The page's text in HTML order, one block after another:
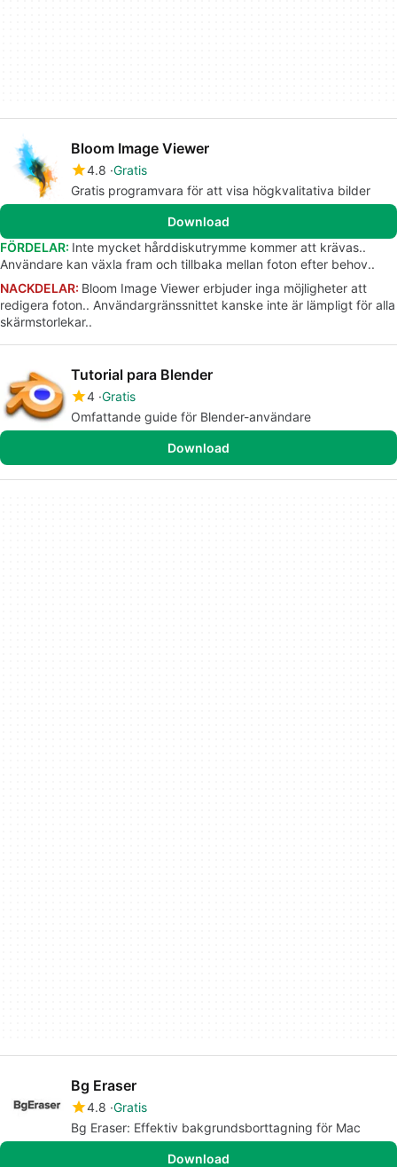
Bloom Image Viewer
4.8 Gratis
Gratis programvara för att visa högkvalitativa bilder
Download
FÖRDELAR: Inte mycket hårddiskutrymme kommer att krävas..
Användare kan växla fram och tillbaka mellan foton efter behov..
NACKDELAR: Bloom Image Viewer erbjuder inga möjligheter att
redigera foton.. Användargränssnittet kanske inte är lämpligt för alla
skärmstorlekar..
Tutorial para Blender
4 Gratis
Omfattande guide för Blender-användare
Download
Bg Eraser
4.8 Gratis
Bg Eraser: Effektiv bakgrundsborttagning för Mac
Download